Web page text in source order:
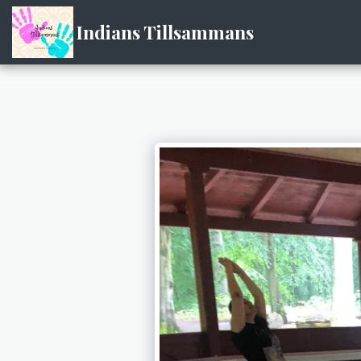
Indians Tillsammans